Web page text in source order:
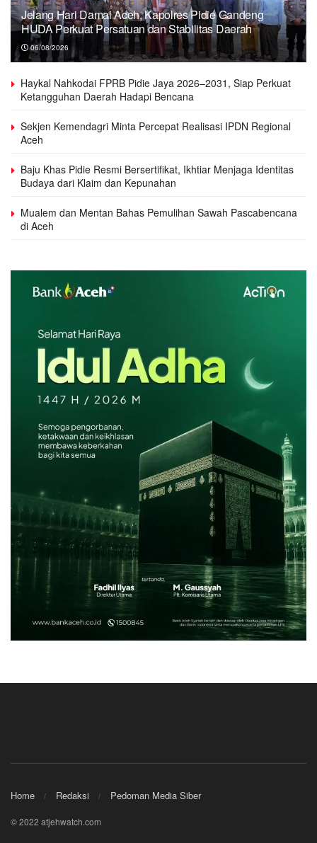
Jelang Hari Damai Aceh, Kapolres Pidie Gandeng
HUDA Perkuat Persatuan dan Stabilitas Daerah
06/08/2026
Haykal Nahkodai FPRB Pidie Jaya 2026–2031, Siap Perkuat
Ketangguhan Daerah Hadapi Bencana
Sekjen Kemendagri Minta Percepat Realisasi IPDN Regional
Aceh
Baju Khas Pidie Resmi Bersertifikat, Ikhtiar Menjaga Identitas
Budaya dari Klaim dan Kepunahan
Mualem dan Mentan Bahas Pemulihan Sawah Pascabencana
di Aceh
Home Redaksi Pedoman Media Siber
© 2022 atjehwatch.com